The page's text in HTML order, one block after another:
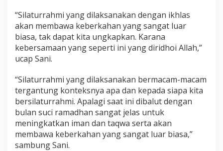
n
g
a
n
M
a
r
a
k
t
d
“Silaturrahmi yang dilaksanakan dengan ikhlas
akan membawa keberkahan yang sangat luar
biasa, tak dapat kita ungkapkan. Karana
kebersamaan yang seperti ini yang diridhoi Allah,”
ucap Sani.
“Silaturrahmi yang dilaksanakan bermacam-macam
tergantung konteksnya apa dan kepada siapa kita
bersilaturrahmi. Apalagi saat ini dibalut dengan
bulan suci ramadhan sangat jelas untuk
meningkatkan iman dan taqwa serta akan
membawa keberkahan yang sangat luar biasa,”
sambung Sani.